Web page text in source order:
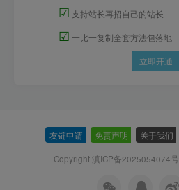
☑ 支持站长再招自己的站长
☑ 一比一复制全套方法包落地
立即开通
友链申请 免责声明 关于我们
Copyright 滇ICP备2025054074号